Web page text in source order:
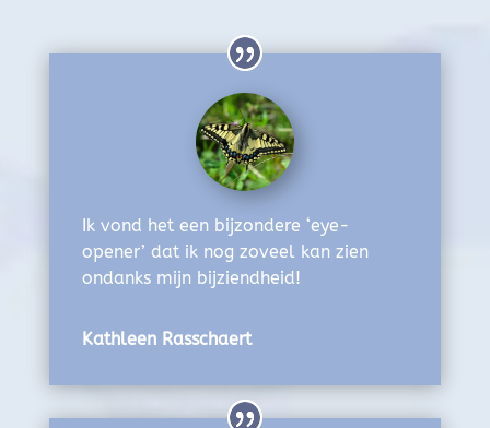
Ik vond het een bijzondere ‘eye-
opener’ dat ik nog zoveel kan zien
ondanks mijn bijziendheid!
Kathleen Rasschaert